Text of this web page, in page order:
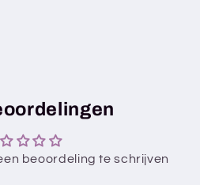
beoordeling te schrijven